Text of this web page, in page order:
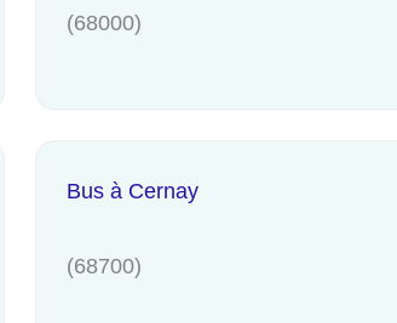
(68000)
Bus à Cernay
(68700)